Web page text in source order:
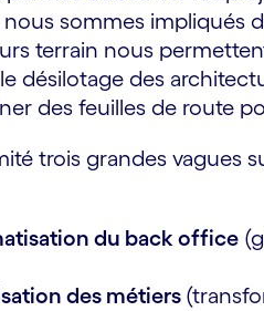
sommes impliqués
terrain nous
désilotage des
des feuilles de route
trois grandes vagues
du back office
des métiers